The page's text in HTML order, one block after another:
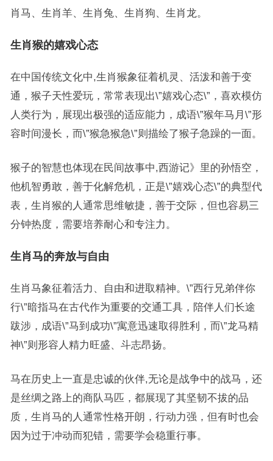
肖马、生肖羊、生肖兔、生肖狗、生肖龙。
生肖猴的嬉戏心态
在中国传统文化中,生肖猴象征着机灵、活泼和善于变
通，猴子天性爱玩，常常表现出\”嬉戏心态\”，喜欢模仿
人类行为，展现出极强的适应能力，成语\”猴年马月\”形
容时间漫长，而\”猴急猴急\”则描绘了猴子急躁的一面。
猴子的智慧也体现在民间故事中,西游记》里的孙悟空，
他机智勇敢，善于化解危机，正是\”嬉戏心态\”的典型代
表，生肖猴的人通常思维敏捷，善于交际，但也容易三
分钟热度，需要培养耐心和专注力。
生肖马的奔放与自由
生肖马象征着活力、自由和进取精神。\”西行兄弟伴你
行\”暗指马在古代作为重要的交通工具，陪伴人们长途
跋涉，成语\”马到成功\”寓意迅速取得胜利，而\”龙马精
神\”则形容人精力旺盛、斗志昂扬。
马在历史上一直是忠诚的伙伴,无论是战争中的战马，还
是丝绸之路上的商队马匹，都展现了其坚韧不拔的品
质，生肖马的人通常性格开朗，行动力强，但有时也会
因为过于冲动而犯错，需要学会稳重行事。